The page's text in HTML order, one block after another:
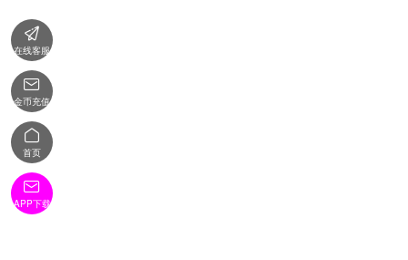

在线客服

金币充值

首页

APP下载